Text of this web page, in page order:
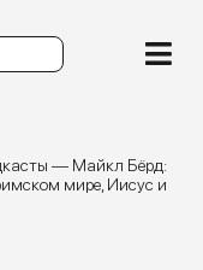
— Майкл Бёрд:
мире, Иисус и